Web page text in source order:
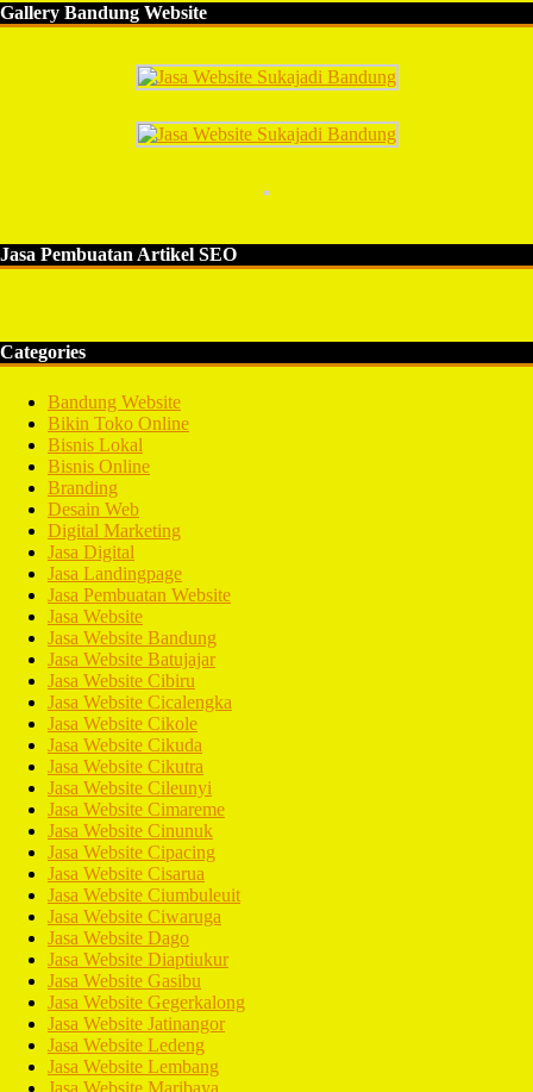
Gallery Bandung Website
Jasa Pembuatan Artikel SEO
Categories
Bandung Website
Bikin Toko Online
Bisnis Lokal
Bisnis Online
Branding
Desain Web
Digital Marketing
Jasa Digital
Jasa Landingpage
Jasa Pembuatan Website
Jasa Website
Jasa Website Bandung
Jasa Website Batujajar
Jasa Website Cibiru
Jasa Website Cicalengka
Jasa Website Cikole
Jasa Website Cikuda
Jasa Website Cikutra
Jasa Website Cileunyi
Jasa Website Cimareme
Jasa Website Cinunuk
Jasa Website Cipacing
Jasa Website Cisarua
Jasa Website Ciumbuleuit
Jasa Website Ciwaruga
Jasa Website Dago
Jasa Website Diaptiukur
Jasa Website Gasibu
Jasa Website Gegerkalong
Jasa Website Jatinangor
Jasa Website Ledeng
Jasa Website Lembang